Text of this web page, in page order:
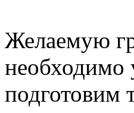
Желаемую
необходимо
подготовим